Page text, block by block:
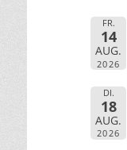
FR.
14
AUG.
2026
DI.
18
AUG.
2026